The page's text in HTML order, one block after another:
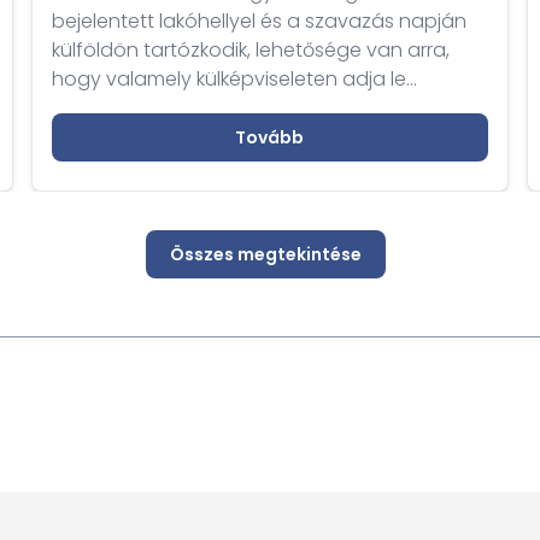
bejelentett lakóhellyel és a szavazás napján
külföldön tartózkodik, lehetősége van arra,
hogy valamely külképviseleten adja le
szavazatát.
Tovább
Összes megtekintése